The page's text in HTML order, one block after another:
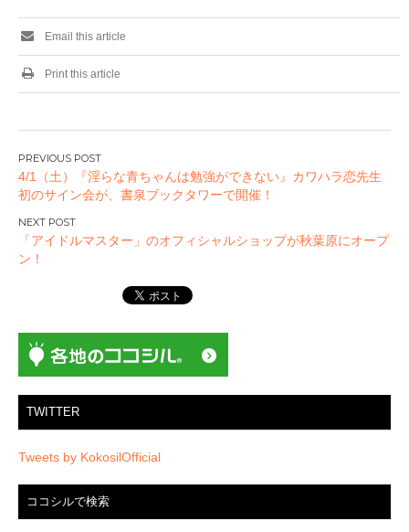
Email this article
Print this article
投
稿
ナ
ビ
ゲ
ン
4/1（土）『淫らな青ちゃんは勉強ができない』カワハラ恋先生
初のサイン会が、書泉ブックタワーで開催！
「アイドルマスター」のオフィシャルショップが秋葉原にオープ
ン！
TWITTER
Tweets by KokosilOfficial
ココシルで検索